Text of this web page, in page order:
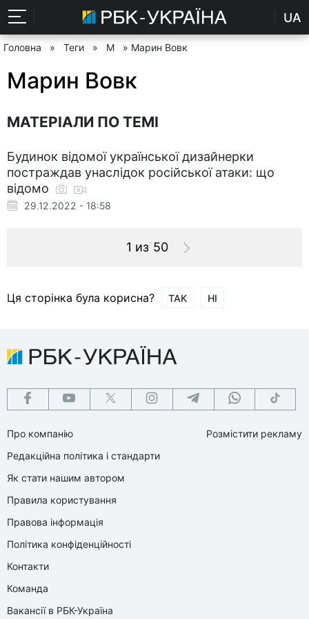
UA
Головна » Теги » М » Марин Вовк
Марин Вовк
МАТЕРІАЛИ ПО ТЕМІ
Будинок відомої української дизайнерки
постраждав унаслідок російської атаки: що
відомо
29.12.2022 - 18:58
1 из 50
Ця сторінка була корисна? ТАК НІ
Про компанію
Редакційна політика і стандарти
Як стати нашим автором
Правила користування
Правова інформація
Політика конфіденційності
Контакти
Команда
Вакансії в РБК-Україна
Розмістити рекламу